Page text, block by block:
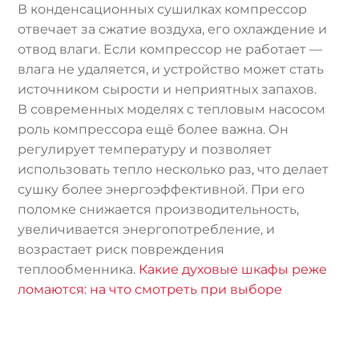
В конденсационных сушилках компрессор
отвечает за сжатие воздуха, его охлаждение и
отвод влаги. Если компрессор не работает —
влага не удаляется, и устройство может стать
источником сырости и неприятных запахов.
В современных моделях с тепловым насосом
роль компрессора ещё более важна. Он
регулирует температуру и позволяет
использовать тепло несколько раз, что делает
сушку более энергоэффективной. При его
поломке снижается производительность,
увеличивается энергопотребление, и
возрастает риск повреждения
теплообменника. Какие духовые шкафы реже
ломаются: на что смотреть при выборе